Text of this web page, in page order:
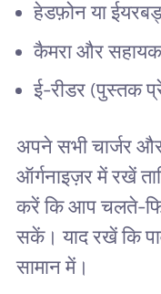
हेडफ़ोन या
कैमरा और
ई-रीडर (पुस्तक
अपने सभी चार्जर
ऑर्गनाइज़र में रखें
करें कि आप चलते-
सकें। याद रखें कि
सामान में।